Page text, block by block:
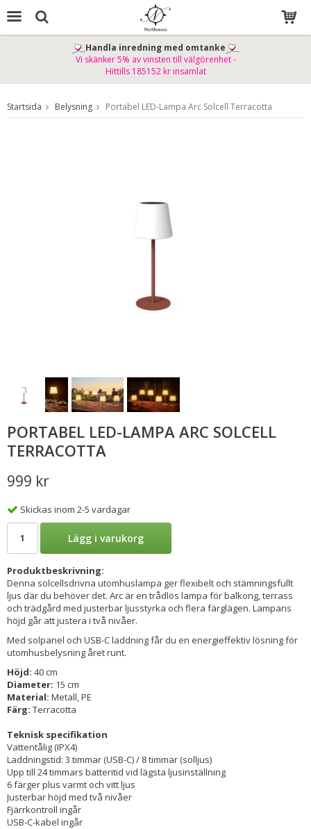
Produkten har blivit tillagd i varukorgen
Handla inredning med omtanke
Vi skänker 5% av vinsten till välgörenhet -
Hittills 185152 kr insamlat
Startsida Belysning Portabel LED-Lampa Arc Solcell Terracotta
PORTABEL LED-LAMPA ARC SOLCELL
TERRACOTTA
999 kr
Skickas inom 2-5 vardagar
Lägg i varukorg
Produktbeskrivning:
Denna solcellsdrivna utomhuslampa ger flexibelt och stämningsfullt
ljus där du behöver det. Arc är en trådlös lampa för balkong, terrass
och trädgård med justerbar ljusstyrka och flera färglägen. Lampans
höjd går att justera i två nivåer.
Med solpanel och USB-C laddning får du en energieffektiv lösning för
utomhusbelysning året runt.
Höjd: 40 cm
Diameter: 15 cm
Material: Metall, PE
Färg: Terracotta
Teknisk specifikation
Vattentålig (IPX4)
Laddningstid: 3 timmar (USB-C) / 8 timmar (solljus)
Upp till 24 timmars batteritid vid lägsta ljusinställning
6 färger plus varmt och vitt ljus
Justerbar höjd med två nivåer
Fjärrkontroll ingår
USB-C-kabel ingår